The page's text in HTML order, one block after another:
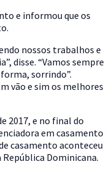
e informou que os
nossos trabalhos e
disse. “Vamos sempre
sorrindo”.
vão e sim os melhores
2017, e no final do
em casamento
casamento aconteceu
República Dominicana.